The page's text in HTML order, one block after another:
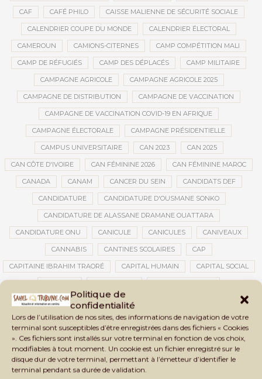
Politique de
confidentialité
Lors de l’utilisation de nos sites, des informations de navigation de votre
terminal sont susceptibles d’être enregistrées dans des fichiers « Cookies
». Ces fichiers sont installés sur votre terminal en fonction de vos choix,
modifiables à tout moment. Un cookie est un fichier enregistré sur le
disque dur de votre terminal, permettant à l’émetteur d’identifier le
terminal pendant sa durée de validation.
CAF CAFÉ PHILO CAISSE MALIENNE DE SÉCURITÉ SOCIALE
CALENDRIER COUPE DU MONDE CALENDRIER ÉLECTORAL
CAMEROUN CAMIONS-CITERNES CAMP COMPÉTITION MALI
CAMP DE RÉFUGIÉS CAMP DES DÉPLACÉS CAMP MILITAIRE
CAMPAGNE AGRICOLE CAMPAGNE AGRICOLE 2025
CAMPAGNE DE DISTRIBUTION CAMPAGNE DE VACCINATION
CAMPAGNE DE VACCINATION COVID-19 EN AFRIQUE
CAMPAGNE ÉLECTORALE CAMPAGNE PRÉSIDENTIELLE
CAMPUS UNIVERSITAIRE CAN 2023 CAN 2025
CAN CÔTE D'IVOIRE CAN FÉMININE 2026 CAN FÉMININE MAROC
CANADA CANAM CANCER DU SEIN CANDIDATS DEF
CANDIDATURE CANDIDATURE D'OUSMANE SONKO
CANDIDATURE DE ALASSANE DRAMANE OUATTARA
CANDIDATURE ONU CANICULE CANICULES CANIVEAUX
CANNABIS CANTINES SCOLAIRES CAP
CAPITAINE IBRAHIM TRAORÉ CAPITAL HUMAIN CAPITAL SOCIAL
CARTE D’IDENTITÉ BIOMÉTRIQUE CARTE NINA CARTONS ROUGES
CASABLANCA CATASTROPHE CATASTROPHE NATURELLE
CATASTROPHES CLIMATIQUES CATASTROPHES NATURELLES
CAUTION 10 000 DOLLARS CAUTION DE VISA CDAT CECOGEC
CÉDÉAO CEDEAO CEI CÉLÉBRATION NATIONALE